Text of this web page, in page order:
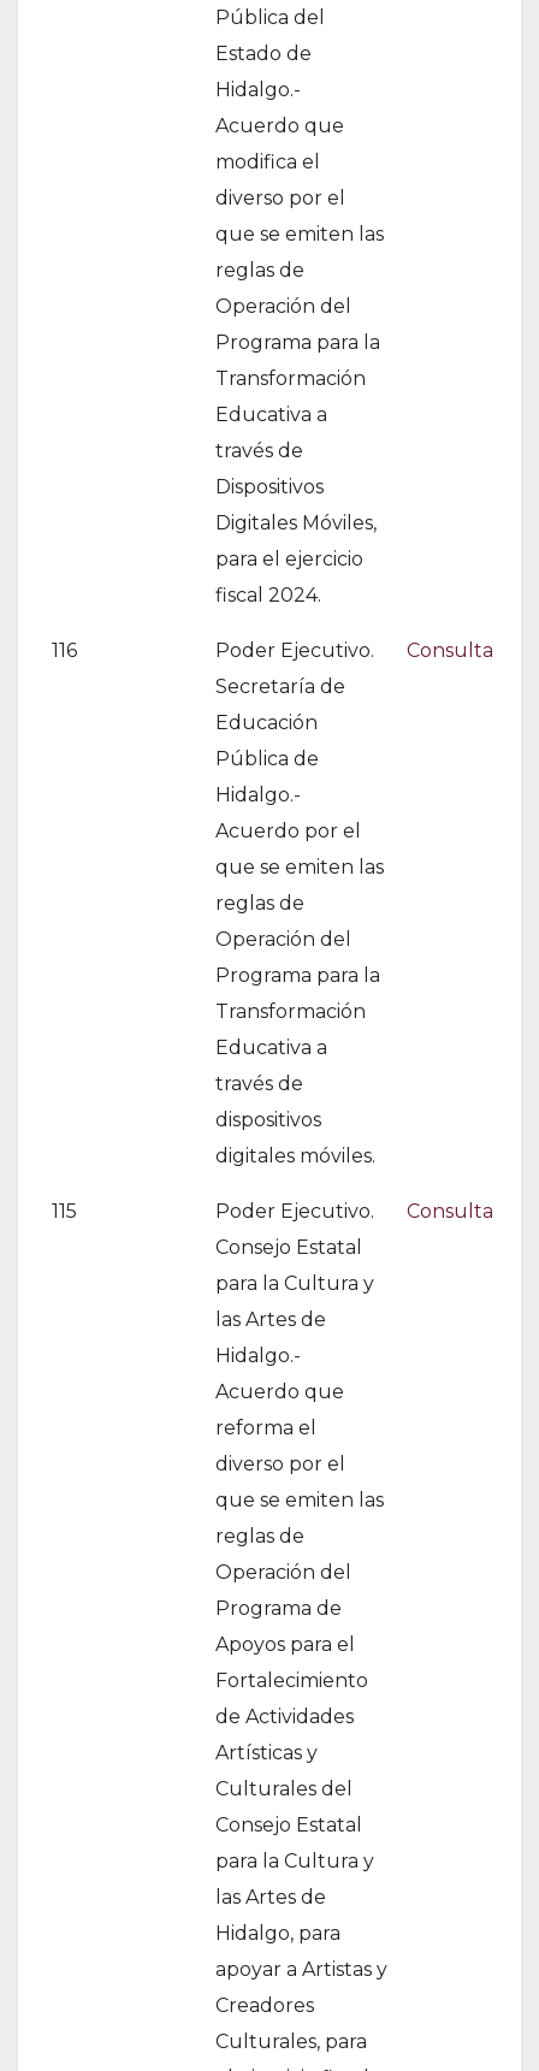
Pública del
Estado de
Hidalgo.-
Acuerdo que
modifica el
diverso por el
que se emiten las
reglas de
Operación del
Programa para la
Transformación
Educativa a
través de
Dispositivos
Digitales Móviles,
para el ejercicio
fiscal 2024.
116
Poder Ejecutivo.
Secretaría de
Educación
Pública de
Hidalgo.-
Acuerdo por el
que se emiten las
reglas de
Operación del
Programa para la
Transformación
Educativa a
través de
dispositivos
digitales móviles.
Consulta
115
Poder Ejecutivo.
Consejo Estatal
para la Cultura y
las Artes de
Hidalgo.-
Acuerdo que
reforma el
diverso por el
que se emiten las
reglas de
Operación del
Programa de
Apoyos para el
Fortalecimiento
de Actividades
Artísticas y
Culturales del
Consejo Estatal
para la Cultura y
las Artes de
Hidalgo, para
apoyar a Artistas y
Creadores
Culturales, para
Consulta